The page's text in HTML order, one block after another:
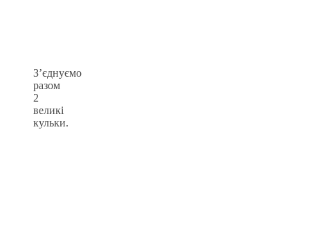
З’єднуємо
разом
2
великі
кульки.